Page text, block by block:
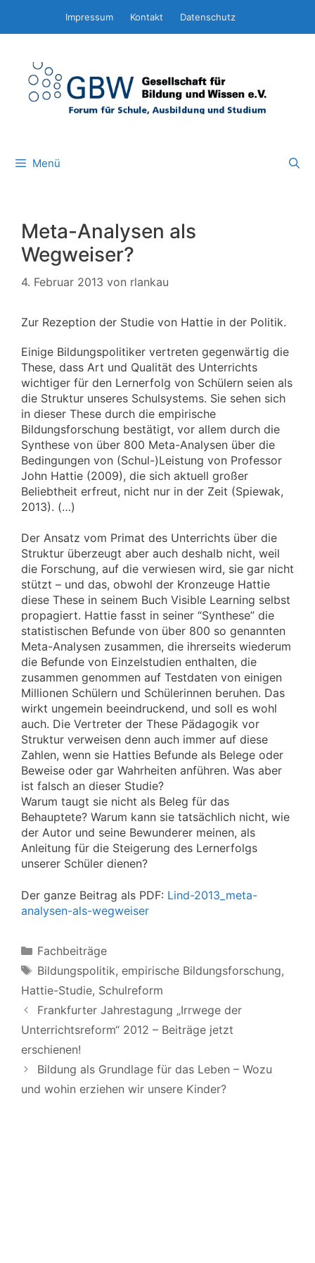
springen
Impressum Kontakt Datenschutz
Menü
Meta-Analysen als
Wegweiser?
4. Februar 2013 von rlankau
Zur Rezeption der Studie von Hattie in der Politik.
Einige Bildungspolitiker vertreten gegenwärtig die
These, dass Art und Qualität des Unterrichts
wichtiger für den Lernerfolg von Schülern seien als
die Struktur unseres Schulsystems. Sie sehen sich
in dieser These durch die empirische
Bildungsforschung bestätigt, vor allem durch die
Synthese von über 800 Meta-Analysen über die
Bedingungen von (Schul-)Leistung von Professor
John Hattie (2009), die sich aktuell großer
Beliebtheit erfreut, nicht nur in der Zeit (Spiewak,
2013). (…)
Der Ansatz vom Primat des Unterrichts über die
Struktur überzeugt aber auch deshalb nicht, weil
die Forschung, auf die verwiesen wird, sie gar nicht
stützt – und das, obwohl der Kronzeuge Hattie
diese These in seinem Buch Visible Learning selbst
propagiert. Hattie fasst in seiner “Synthese” die
statistischen Befunde von über 800 so genannten
Meta-Analysen zusammen, die ihrerseits wiederum
die Befunde von Einzelstudien enthalten, die
zusammen genommen auf Testdaten von einigen
Millionen Schülern und Schülerinnen beruhen. Das
wirkt ungemein beeindruckend, und soll es wohl
auch. Die Vertreter der These Pädagogik vor
Struktur verweisen denn auch immer auf diese
Zahlen, wenn sie Hatties Befunde als Belege oder
Beweise oder gar Wahrheiten anführen. Was aber
ist falsch an dieser Studie?
Warum taugt sie nicht als Beleg für das
Behauptete? Warum kann sie tatsächlich nicht, wie
der Autor und seine Bewunderer meinen, als
Anleitung für die Steigerung des Lernerfolgs
unserer Schüler dienen?
Der ganze Beitrag als PDF: Lind-2013_meta-
analysen-als-wegweiser
Kategorien
Fachbeiträge
Schlagwörter
Bildungspolitik, empirische Bildungsforschung,
Hattie-Studie, Schulreform
Frankfurter Jahrestagung „Irrwege der
Unterrichtsreform“ 2012 – Beiträge jetzt
erschienen!
Bildung als Grundlage für das Leben – Wozu
und wohin erziehen wir unsere Kinder?